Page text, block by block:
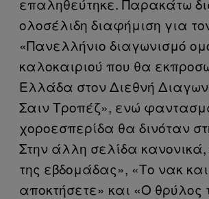
επαληθεύτηκε. Παρακάτω
ολοσέλιδη διαφήμιση για
«Πανελλήνιο διαγωνισμό
καλοκαιριού που θα
Ελλάδα στον Διεθνή
Σαιν Τροπέζ», ενώ
χοροεσπερίδα θα δινόταν
Στην άλλη σελίδα
της εβδομάδας», «Το νακ
αποκτήσετε» και «Ο θρύλος